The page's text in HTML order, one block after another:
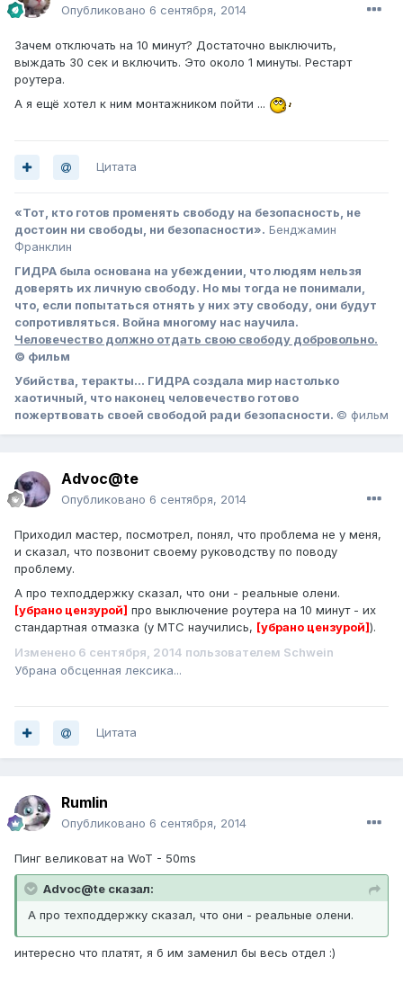
Опубликовано 6 сентября, 2014
Зачем отключать на 10 минут? Достаточно выключить,
выждать 30 сек и включить. Это около 1 минуты. Рестарт
роутера.
А я ещё хотел к ним монтажником пойти ...
Цитата
«Тот, кто готов променять свободу на безопасность, не
достоин ни свободы, ни безопасности». Бенджамин
Франклин
ГИДРА была основана на убеждении, что людям нельзя
доверять их личную свободу. Но мы тогда не понимали,
что, если попытаться отнять у них эту свободу, они будут
сопротивляться. Война многому нас научила.
Человечество должно отдать свою свободу добровольно.
© фильм
Убийства, теракты… ГИДРА создала мир настолько
хаотичный, что наконец человечество готово
пожертвовать своей свободой ради безопасности. © фильм
Advoc@te
Опубликовано 6 сентября, 2014
Приходил мастер, посмотрел, понял, что проблема не у меня,
и сказал, что позвонит своему руководству по поводу
проблему.
А про техподдержку сказал, что они - реальные олени.
[убрано цензурой] про выключение роутера на 10 минут - их
стандартная отмазка (у МТС научились, [убрано цензурой]).
Изменено 6 сентября, 2014 пользователем Schwein
Убрана обсценная лексика...
Цитата
Rumlin
Опубликовано 6 сентября, 2014
Пинг великоват на WoT - 50ms
Advoc@te сказал:
А про техподдержку сказал, что они - реальные олени.
интересно что платят, я б им заменил бы весь отдел :)